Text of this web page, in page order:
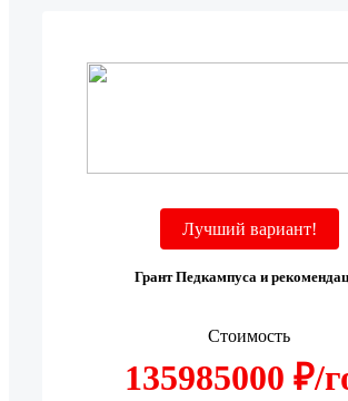
Лучший вариант!
Грант Педкампуса и
Стоимость
135985000 ₽/